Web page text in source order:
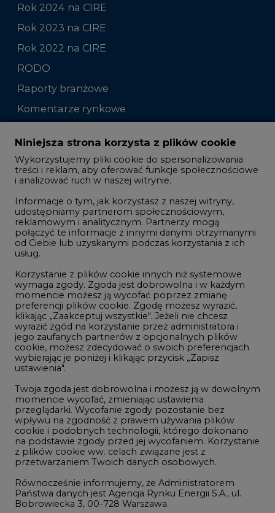
Rok 2024 na CIRE
Rok 2023 na CIRE
Rok 2022 na CIRE
RODO
Raporty branżowe
Komentarze rynkowe
Zmiany kadrowe na rynku
Studio CIRE
Rozmowy o energetyce
Gospodarka
Geopolityka
LTE450
Innowacje i AI
Telekomunikacja i IT
Handel emisjami CO2
Wodór
Górnictwo
Atom
Fotowoltaika
Offshore wind
Zielone samorządy
Niniejsza strona korzysta z plików cookie
Wykorzystujemy pliki cookie do spersonalizowania
treści i reklam, aby oferować funkcje społecznościowe
i analizować ruch w naszej witrynie.
Informacje o tym, jak korzystasz z naszej witryny,
udostępniamy partnerom społecznościowym,
reklamowym i analitycznym. Partnerzy mogą
połączyć te informacje z innymi danymi otrzymanymi
od Ciebie lub uzyskanymi podczas korzystania z ich
usług.
Korzystanie z plików cookie innych niż systemowe
wymaga zgody. Zgoda jest dobrowolna i w każdym
momencie możesz ją wycofać poprzez zmianę
preferencji plików cookie. Zgodę możesz wyrazić,
klikając „Zaakceptuj wszystkie". Jeżeli nie chcesz
wyrazić zgód na korzystanie przez administratora i
jego zaufanych partnerów z opcjonalnych plików
cookie, możesz zdecydować o swoich preferencjach
wybierając je poniżej i klikając przycisk „Zapisz
ustawienia".
Twoja zgoda jest dobrowolna i możesz ją w dowolnym
momencie wycofać, zmieniając ustawienia
przeglądarki. Wycofanie zgody pozostanie bez
wpływu na zgodność z prawem używania plików
cookie i podobnych technologii, którego dokonano
na podstawie zgody przed jej wycofaniem. Korzystanie
z plików cookie ww. celach związane jest z
przetwarzaniem Twoich danych osobowych.
Równocześnie informujemy, że Administratorem
Państwa danych jest Agencja Rynku Energii S.A., ul.
Bobrowiecka 3, 00-728 Warszawa.